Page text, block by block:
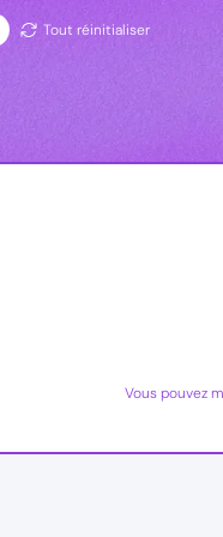
Tout réinitialiser
Vous pouvez